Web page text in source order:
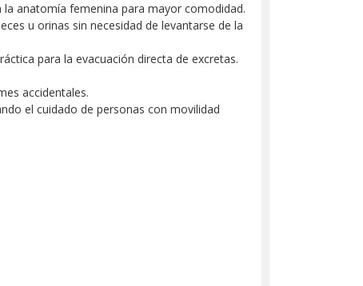
anatomía femenina para mayor comodidad.
u orinas sin necesidad de levantarse de la
para la evacuación directa de excretas.
accidentales.
el cuidado de personas con movilidad